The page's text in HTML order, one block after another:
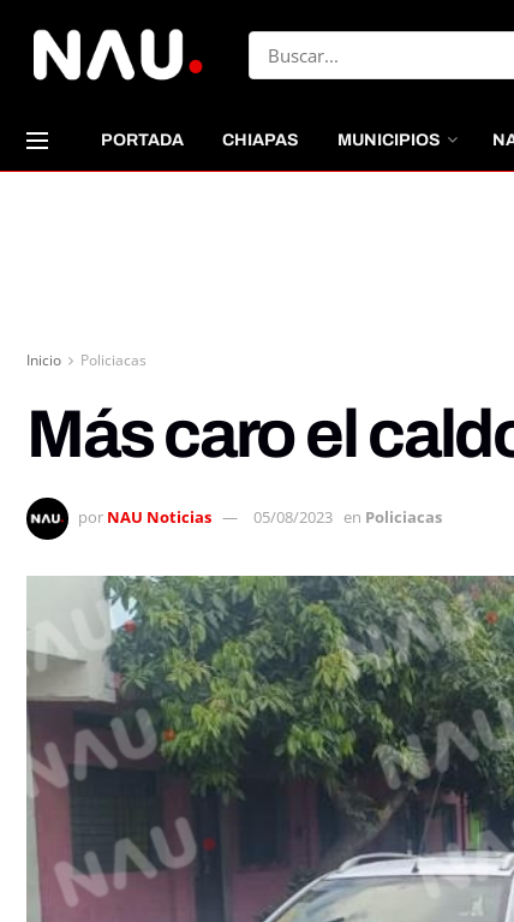
PORTADA CHIAPAS MUNICIPIOS
Inicio Policiacas
Más caro el
por NAU Noticias 05/08/2023 en Policiacas